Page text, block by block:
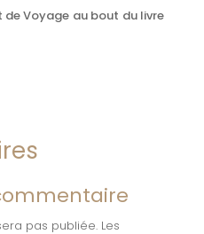
Voyage au bout du livre
pas publiée. Les